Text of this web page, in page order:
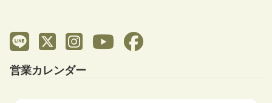
営業カレンダー